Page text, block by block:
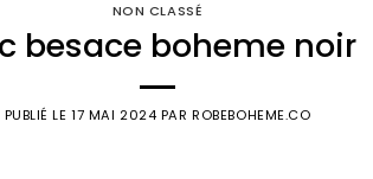
NON CLASSÉ
besace boheme noir
PUBLIÉ LE17 MAI 2024 PARROBEBOHEME.CO